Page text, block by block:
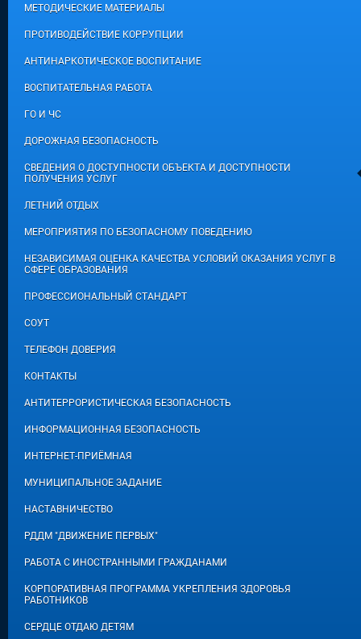
МЕТОДИЧЕСКИЕ МАТЕРИАЛЫ
ПРОТИВОДЕЙСТВИЕ КОРРУПЦИИ
АНТИНАРКОТИЧЕСКОЕ ВОСПИТАНИЕ
ВОСПИТАТЕЛЬНАЯ РАБОТА
ГО И ЧС
ДОРОЖНАЯ БЕЗОПАСНОСТЬ
СВЕДЕНИЯ О ДОСТУПНОСТИ ОБЪЕКТА И ДОСТУПНОСТИ
ПОЛУЧЕНИЯ УСЛУГ
ЛЕТНИЙ ОТДЫХ
МЕРОПРИЯТИЯ ПО БЕЗОПАСНОМУ ПОВЕДЕНИЮ
НЕЗАВИСИМАЯ ОЦЕНКА КАЧЕСТВА УСЛОВИЙ ОКАЗАНИЯ УСЛУГ В
СФЕРЕ ОБРАЗОВАНИЯ
ПРОФЕССИОНАЛЬНЫЙ СТАНДАРТ
СОУТ
ТЕЛЕФОН ДОВЕРИЯ
КОНТАКТЫ
АНТИТЕРРОРИСТИЧЕСКАЯ БЕЗОПАСНОСТЬ
ИНФОРМАЦИОННАЯ БЕЗОПАСНОСТЬ
ИНТЕРНЕТ-ПРИЁМНАЯ
МУНИЦИПАЛЬНОЕ ЗАДАНИЕ
НАСТАВНИЧЕСТВО
РДДМ "ДВИЖЕНИЕ ПЕРВЫХ"
РАБОТА С ИНОСТРАННЫМИ ГРАЖДАНАМИ
КОРПОРАТИВНАЯ ПРОГРАММА УКРЕПЛЕНИЯ ЗДОРОВЬЯ
РАБОТНИКОВ
СЕРДЦЕ ОТДАЮ ДЕТЯМ